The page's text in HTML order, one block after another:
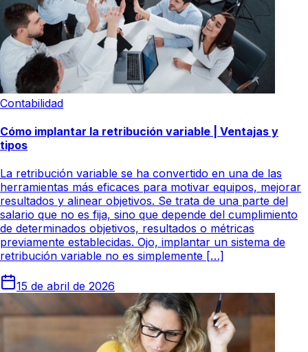
Contabilidad
Cómo implantar la retribución variable | Ventajas y
tipos
La retribución variable se ha convertido en una de las
herramientas más eficaces para motivar equipos, mejorar
resultados y alinear objetivos. Se trata de una parte del
salario que no es fija, sino que depende del cumplimiento
de determinados objetivos, resultados o métricas
previamente establecidas. Ojo, implantar un sistema de
retribución variable no es simplemente […]
15 de abril de 2026